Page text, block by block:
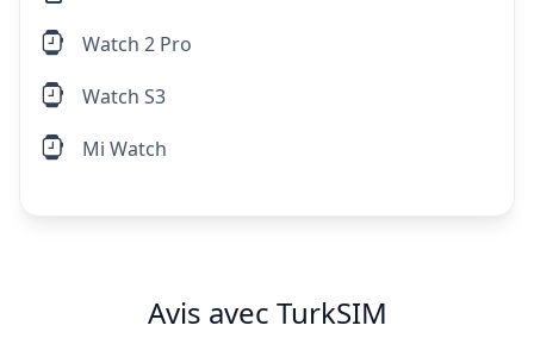
Watch 2 Pro
Watch S3
Mi Watch
Avis avec TurkSIM